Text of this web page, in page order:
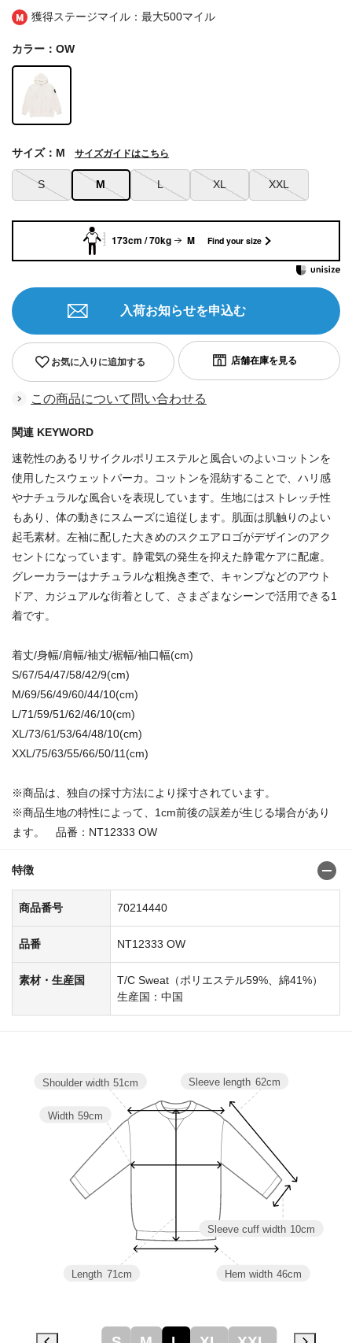
獲得ステージマイル：最大500マイル
カラー：OW
S M L XL XXL
サイズ：M サイズガイドはこちら
お気に入りに追加する
入荷お知らせを申込む
この商品について問い合わせる
関連 KEYWORD
速乾性のあるリサイクルポリエステルと風合いのよいコットンを
使用したスウェットパーカ。コットンを混紡することで、ハリ感
やナチュラルな風合いを表現しています。生地にはストレッチ性
もあり、体の動きにスムーズに追従します。肌面は肌触りのよい
起毛素材。左袖に配した大きめのスクエアロゴがデザインのアク
セントになっています。静電気の発生を抑えた静電ケアに配慮。
グレーカラーはナチュラルな粗挽き杢で、キャンプなどのアウト
ドア、カジュアルな街着として、さまざまなシーンで活用できる1
着です。
着丈/身幅/肩幅/袖丈/裾幅/袖口幅(cm)
S/67/54/47/58/42/9(cm)
M/69/56/49/60/44/10(cm)
L/71/59/51/62/46/10(cm)
XL/73/61/53/64/48/10(cm)
XXL/75/63/55/66/50/11(cm)
※商品は、独自の採寸方法により採寸されています。
※商品生地の特性によって、1cm前後の誤差が生じる場合があり
ます。 品番：NT12333 OW
特徴
商品番号 70214440
品番 NT12333 OW
素材・生産国
T/C Sweat（ポリエステル59%、綿41%）
生産国：中国
173cm / 70kg M Find your size
Hem width 46cm
Sleeve cuff width 10cm
Sleeve length 62cm
Length 71cm
Width 59cm
Shoulder width 51cm